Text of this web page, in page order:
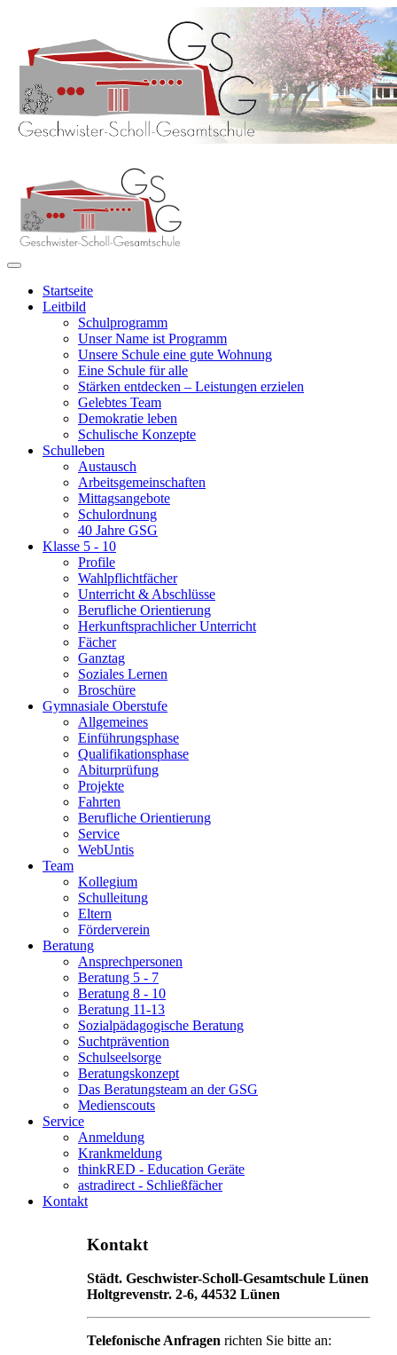
Startseite
Leitbild
Schulprogramm
Unser Name ist Programm
Unsere Schule eine gute Wohnung
Eine Schule für alle
Stärken entdecken – Leistungen erzielen
Gelebtes Team
Demokratie leben
Schulische Konzepte
Schulleben
Austausch
Arbeitsgemeinschaften
Mittagsangebote
Schulordnung
40 Jahre GSG
Klasse 5 - 10
Profile
Wahlpflichtfächer
Unterricht & Abschlüsse
Berufliche Orientierung
Herkunftsprachlicher Unterricht
Fächer
Ganztag
Soziales Lernen
Broschüre
Gymnasiale Oberstufe
Allgemeines
Einführungsphase
Qualifikationsphase
Abiturprüfung
Projekte
Fahrten
Berufliche Orientierung
Service
WebUntis
Team
Kollegium
Schulleitung
Eltern
Förderverein
Beratung
Ansprechpersonen
Beratung 5 - 7
Beratung 8 - 10
Beratung 11-13
Sozialpädagogische Beratung
Suchtprävention
Schulseelsorge
Beratungskonzept
Das Beratungsteam an der GSG
Medienscouts
Service
Anmeldung
Krankmeldung
thinkRED - Education Geräte
astradirect - Schließfächer
Kontakt
Kontakt
Städt. Geschwister-Scholl-Gesamtschule Lünen
Holtgrevenstr. 2-6, 44532 Lünen
Telefonische Anfragen richten Sie bitte an: